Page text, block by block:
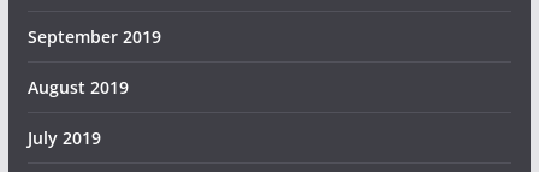
September 2019
August 2019
July 2019